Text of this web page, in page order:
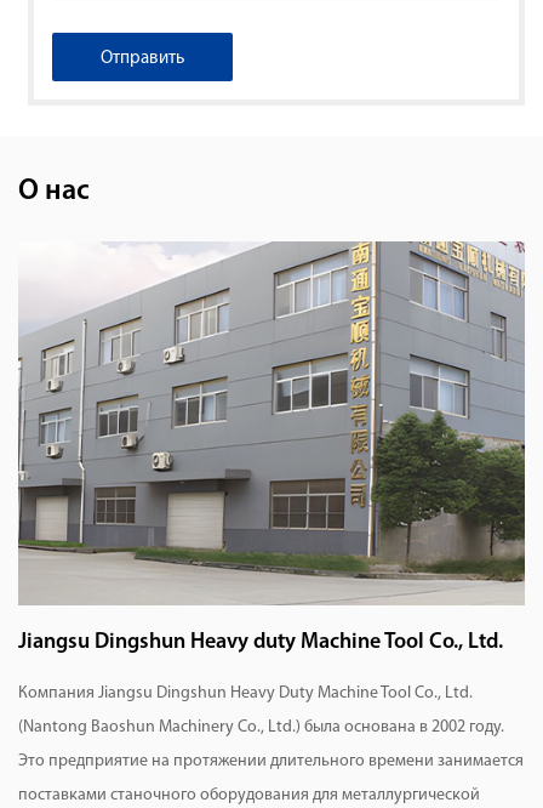
О нас
Jiangsu Dingshun Heavy duty Machine Tool Co., Ltd.
Компания Jiangsu Dingshun Heavy Duty Machine Tool Co., Ltd.
(Nantong Baoshun Machinery Co., Ltd.) была основана в 2002 году.
Это предприятие на протяжении длительного времени занимается
поставками станочного оборудования для металлургической